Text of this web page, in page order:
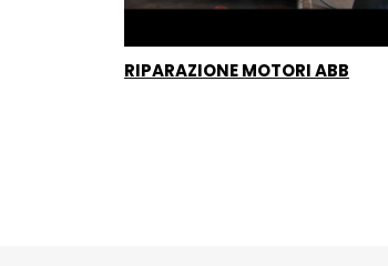
RIPARAZIONE MOTORI ABB